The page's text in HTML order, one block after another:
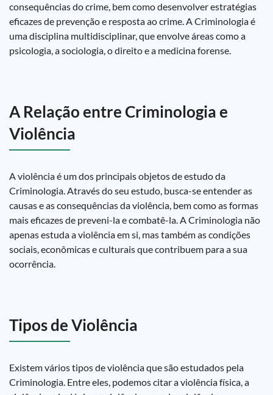
consequências do crime, bem como desenvolver estratégias
eficazes de prevenção e resposta ao crime. A Criminologia é
uma disciplina multidisciplinar, que envolve áreas como a
psicologia, a sociologia, o direito e a medicina forense.
A Relação entre Criminologia e
Violência
A violência é um dos principais objetos de estudo da
Criminologia. Através do seu estudo, busca-se entender as
causas e as consequências da violência, bem como as formas
mais eficazes de preveni-la e combatê-la. A Criminologia não
apenas estuda a violência em si, mas também as condições
sociais, econômicas e culturais que contribuem para a sua
ocorrência.
Tipos de Violência
Existem vários tipos de violência que são estudados pela
Criminologia. Entre eles, podemos citar a violência física, a